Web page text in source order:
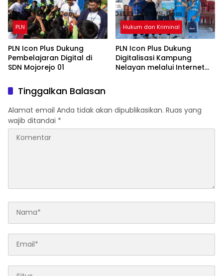
PLN
PLN Icon Plus Dukung
Pembelajaran Digital di
SDN Mojorejo 01
Hukum dan Kriminal
PLN Icon Plus Dukung
Digitalisasi Kampung
Nelayan melalui Internet
Tinggalkan Balasan
Alamat email Anda tidak akan dipublikasikan. Ruas yang
wajib ditandai *